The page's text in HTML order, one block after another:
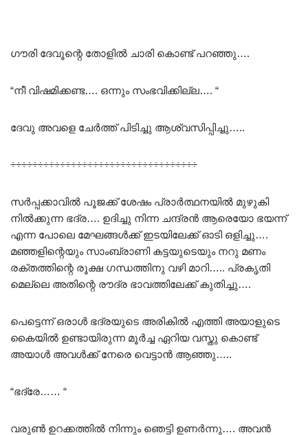
ഗൗരി ദേവൂന്റെ തോളിൽ ചാരി കൊണ്ട് പറഞ്ഞു….
“നീ വിഷമിക്കണ്ട…. ഒന്നും സംഭവിക്കില്ല…. “
ദേവു അവളെ ചേർത്ത് പിടിച്ചു ആശ്വസിപ്പിച്ചു…..
÷÷÷÷÷÷÷÷÷÷÷÷÷÷÷÷÷÷÷÷÷÷÷÷÷÷÷÷÷÷÷÷÷÷
സർപ്പക്കാവിൽ പൂജക്ക്‌ ശേഷം പ്രാർത്ഥനയിൽ മുഴുകി
നിൽക്കുന്ന ഭദ്ര…. ഉദിച്ചു നിന്ന ചന്ദ്രൻ ആരെയോ ഭയന്ന്
എന്ന പോലെ മേഘങ്ങൾക്ക് ഇടയിലേക്ക് ഓടി ഒളിച്ചു….
മഞ്ഞളിന്റെയും സാംബ്രാണി കട്ടയുടെയും നറു മണം
രക്തത്തിന്റെ രൂക്ഷ ഗന്ധത്തിനു വഴി മാറി….. പ്രകൃതി
മെല്ലെ അതിന്റെ രൗദ്ര ഭാവത്തിലേക്ക് കുതിച്ചു….
പെട്ടെന്ന് ഒരാൾ ഭദ്രയുടെ അരികിൽ എത്തി അയാളുടെ
കൈയിൽ ഉണ്ടായിരുന്ന മൂർച്ച ഏറിയ വസ്തു കൊണ്ട്
അയാൾ അവൾക്ക് നേരെ വെട്ടാൻ ആഞ്ഞു…..
“ഭദ്രേ…… “
വരുൺ ഉറക്കത്തിൽ നിന്നും ഞെട്ടി ഉണർന്നു…. അവൻ